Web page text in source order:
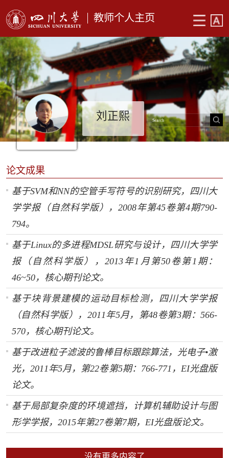
教师个人主页
刘正熙
论文成果
基于SVM和NN的空管手写符号的识别研究，四川大
学学报（自然科学版），2008年第45卷第4期790-
794。
基于Linux的多进程MDSL研究与设计，四川大学学
报（自然科学版），2013年1月第50卷第1期：
46~50，核心期刊论文。
基于块背景建模的运动目标检测，四川大学学报
（自然科学版），2011年5月，第48卷第3期：566-
570，核心期刊论文。
基于改进粒子滤波的鲁棒目标跟踪算法，光电子•激
光，2011年5月，第22卷第5期：766-771，EI光盘版
论文。
基于局部复杂度的环境遮挡，计算机辅助设计与图
形学学报，2015年第27卷第7期，EI光盘版论文。